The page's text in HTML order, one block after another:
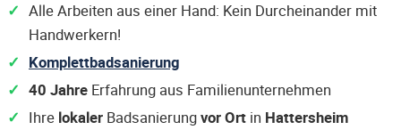
Alle Arbeiten aus einer Hand: Kein Durcheinander mit
Handwerkern!
Komplettbadsanierung
40 Jahre Erfahrung aus Familienunternehmen
Ihre lokaler Badsanierungvor Ort in Hattersheim